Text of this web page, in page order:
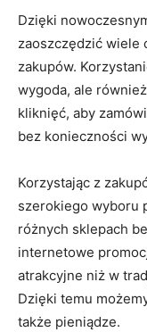
Dzięki
zaoszczędzić wiele
zakupów.⁤
wygoda, ale
kliknięć, aby
⁤bez konieczności
Korzystając ‌z
szerokiego wyboru
różnych sklepach
internetowe
atrakcyjne niż⁣ w⁢
Dzięki temu
także pieniądze.